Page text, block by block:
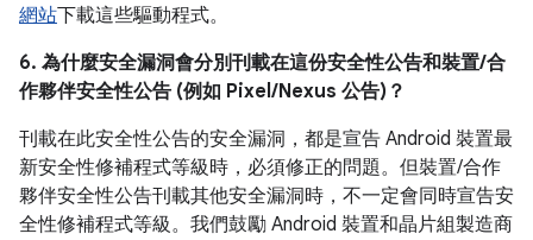
網站下載這些驅動程式。
6. 為什麼安全漏洞會分別刊載在這份安全性公告和裝置/合
作夥伴安全性公告 (例如 Pixel/Nexus 公告)？
刊載在此安全性公告的安全漏洞，都是宣告 Android 裝置最
新安全性修補程式等級時，必須修正的問題。但裝置/合作
夥伴安全性公告刊載其他安全漏洞時，不一定會同時宣告安
全性修補程式等級。我們鼓勵 Android 裝置和晶片組製造商